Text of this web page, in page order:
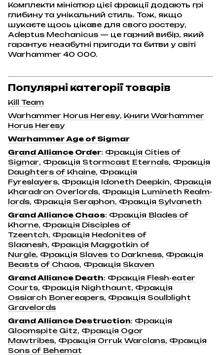
Комплекти мініатюр цієї фракції додають грі
глибину та унікальний стиль. Тож, якщо
шукаєте щось цікаве для свого ростеру,
Adeptus Mechanicus — це гарний вибір, який
гарантує незабутні пригоди та битви у світі
Warhammer 40 000.
Популярні категорії товарів
Kill Team
Warhammer Horus Heresy, Книги Warhammer
Horus Heresy
Warhammer Age of Sigmar
Grand Alliance Order: Фракція Cities of
Sigmar, Фракція Stormcast Eternals, Фракція
Daughters of Khaine, Фракція
Fyreslayers, Фракція Idoneth Deepkin, Фракція
Kharadron Overlords, Фракція Lumineth Realm-
lords, Фракція Seraphon, Фракція Sylvaneth
Grand Alliance Chaos: Фракція Blades of
Khorne, Фракція Disciples of
Tzeentch, Фракція Hedonites of
Slaanesh, Фракція Maggotkin of
Nurgle, Фракція Slaves to Darkness, Фракція
Beasts of Chaos, Фракція Skaven
Grand Alliance Death: Фракція Flesh-eater
Courts, Фракція Nighthaunt, Фракція
Ossiarch Bonereapers, Фракція Soulblight
Gravelords
Grand Alliance Destruction: Фракція
Gloomspite Gitz, Фракція Ogor
Mawtribes, Фракція Orruk Warclans, Фракція
Sons of Behemat